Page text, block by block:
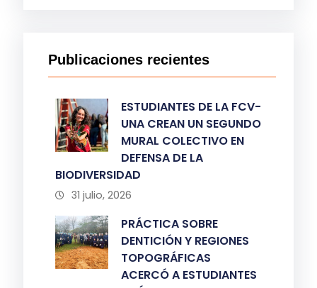
Publicaciones recientes
ESTUDIANTES DE LA FCV-
UNA CREAN UN SEGUNDO
MURAL COLECTIVO EN
DEFENSA DE LA
BIODIVERSIDAD
31 julio, 2026
PRÁCTICA SOBRE
DENTICIÓN Y REGIONES
TOPOGRÁFICAS
ACERCÓ A ESTUDIANTES